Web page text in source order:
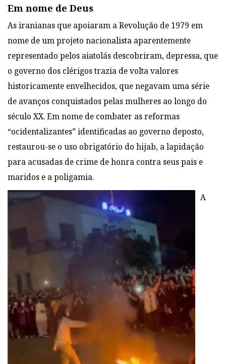
Em nome de Deus
As iranianas que apoiaram a Revolução de 1979 em
nome de um projeto nacionalista aparentemente
representado pelos aiatolás descobriram, depressa, que
o governo dos clérigos trazia de volta valores
historicamente envelhecidos, que negavam uma série
de avanços conquistados pelas mulheres ao longo do
século XX. Em nome de combater as reformas
“ocidentalizantes” identificadas ao governo deposto,
restaurou-se o uso obrigatório do hijab, a lapidação
para acusadas de crime de honra contra seus pais e
maridos e a poligamia.
A